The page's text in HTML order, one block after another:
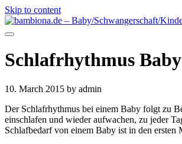
Skip to content
Schlafrhythmus Baby
10. March 2015 by admin
Der Schlafrhythmus bei einem Baby folgt zu
einschlafen und wieder aufwachen, zu jeder
Schlafbedarf von einem Baby ist in den